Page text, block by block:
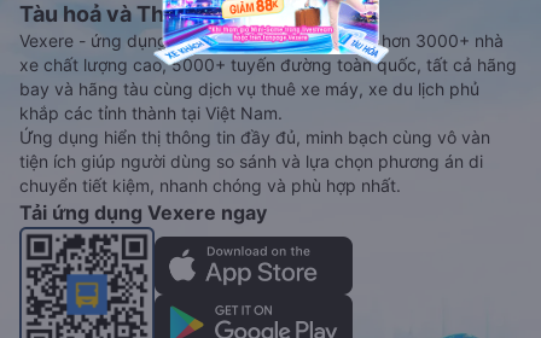
Tàu hoả và Thuê xe
Vexere - ứng dụng đặt vé đa phương tiện với hơn 3000+ nhà
xe chất lượng cao, 5000+ tuyến đường toàn quốc, tất cả hãng
bay và hãng tàu cùng dịch vụ thuê xe máy, xe du lịch phủ
khắp các tỉnh thành tại Việt Nam.
Ứng dụng hiển thị thông tin đầy đủ, minh bạch cùng vô vàn
tiện ích giúp người dùng so sánh và lựa chọn phương án di
chuyển tiết kiệm, nhanh chóng và phù hợp nhất.
Tải ứng dụng Vexere ngay